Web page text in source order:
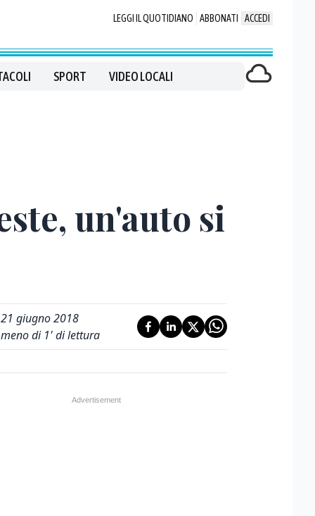
LEGGI IL QUOTIDIANO ABBONATI ACCEDI
SPORT VIDEO LOCALI
un'auto si
21 giugno 2018
meno di 1' di lettura